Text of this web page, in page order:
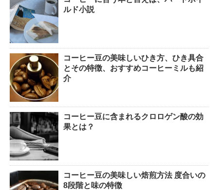
ルド小説
コーヒー豆の美味しいひき方、ひき具合
とその特徴、おすすめコーヒーミルも紹
介
コーヒー豆に含まれるクロロゲン酸の効
果とは？
コーヒー豆の美味しい焙煎方法 度合いの
8段階と味の特徴